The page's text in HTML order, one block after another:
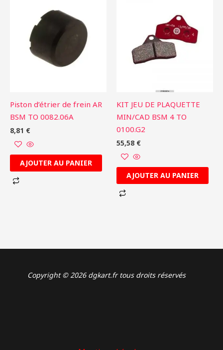
Piston d’étrier de frein AR
BSM TO 0082.06A
8,81 €
AJOUTER AU PANIER
KIT JEU DE PLAQUETTE
MIN/CAD BSM 4 TO
0100.G2
55,58 €
AJOUTER AU PANIER
Copyright © 2026 dgkart.fr tous droits réservés